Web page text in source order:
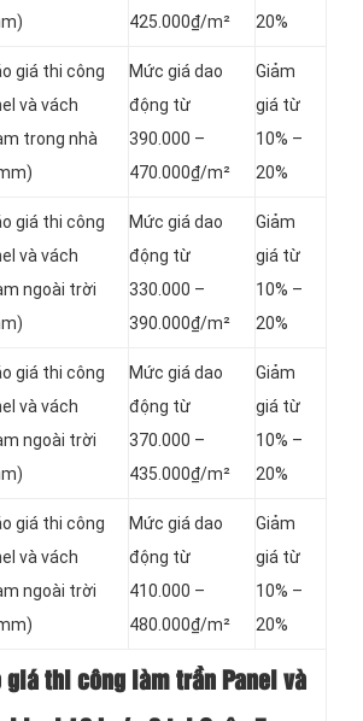
425.000₫/m²
20%
giá thi công
và vách
trong nhà
Mức giá dao
động từ
390.000 –
470.000₫/m²
Giảm
giá từ
10% –
20%
giá thi công
và vách
ngoài trời
Mức giá dao
động từ
330.000 –
390.000₫/m²
Giảm
giá từ
10% –
20%
giá thi công
và vách
ngoài trời
Mức giá dao
động từ
370.000 –
435.000₫/m²
Giảm
giá từ
10% –
20%
giá thi công
và vách
ngoài trời
Mức giá dao
động từ
410.000 –
480.000₫/m²
Giảm
giá từ
10% –
20%
giá thi công làm trần Panel và